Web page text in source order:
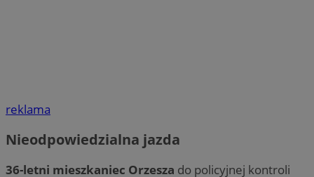
reklama
Nieodpowiedzialna jazda
36-letni mieszkaniec Orzesza do policyjnej kontroli